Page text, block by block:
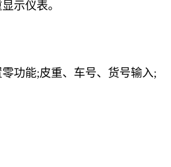
示仪表。
功能;皮重、车号、货号输入;